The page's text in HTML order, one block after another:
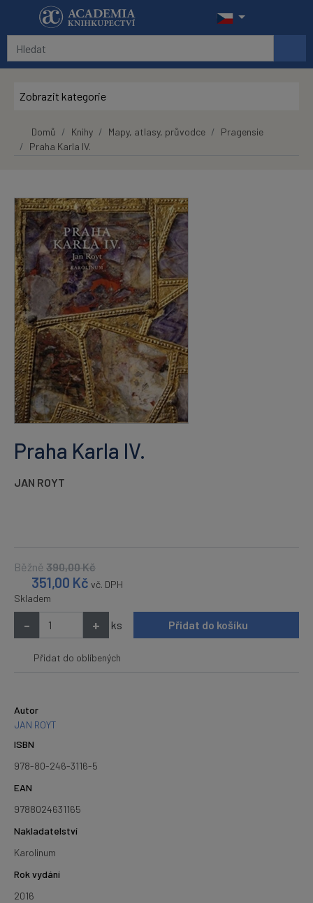
Přeskočit na hlavní obsah
Zobrazit kategorie
Domů Knihy Mapy, atlasy, průvodce
Pragensie
Praha Karla IV.
Praha Karla IV.
JAN ROYT
Běžně 390,00Kč
351,00 Kč vč. DPH
Skladem
- + ks Přidat do košíku
Přidat do oblíbených
Autor
JAN ROYT
ISBN
978-80-246-3116-5
EAN
9788024631165
Nakladatelství
Karolinum
Rok vydání
2016